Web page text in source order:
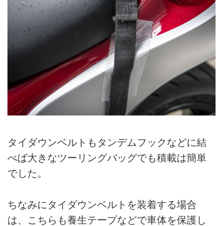
タイダウンベルトもタンデムフックなどに結
べば大きなツーリングバッグでも積載は簡単
でした。
ちなみにタイダウンベルトを装着する場合
は、こちらも養生テープなどで車体を保護し